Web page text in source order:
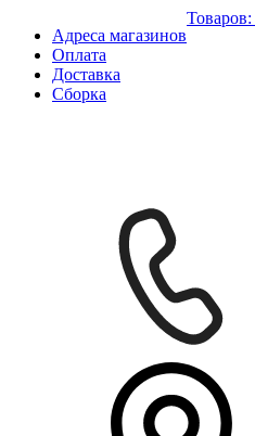
Адреса магазинов
Оплата
Доставка
Сборка
Товаров: